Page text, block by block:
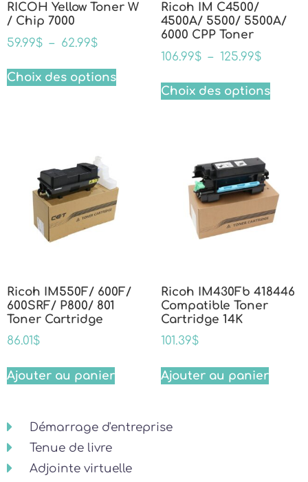
RICOH Yellow Toner W
/ Chip 7000
59.99$ – 62.99$
Choix des options
Ricoh IM C4500/
4500A/ 5500/ 5500A/
6000 CPP Toner
106.99$ – 125.99$
Choix des options
Ricoh IM550F/ 600F/
600SRF/ P800/ 801
Toner Cartridge
86.01$
Ajouter au panier
Ricoh IM430Fb 418446
Compatible Toner
Cartridge 14K
101.39$
Ajouter au panier
Démarrage d'entreprise
Tenue de livre
Adjointe virtuelle